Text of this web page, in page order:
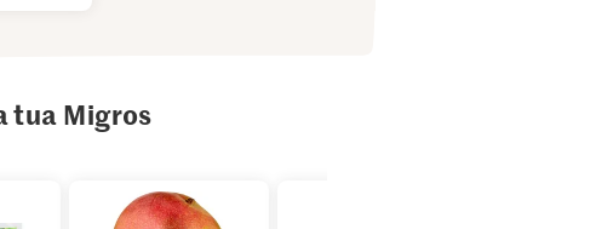
tua Migros